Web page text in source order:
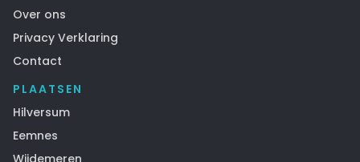
Over ons
Privacy Verklaring
Contact
PLAATSEN
Hilversum
Eemnes
Wijdemeren